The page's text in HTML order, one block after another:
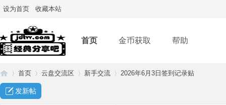
设为首页 收藏本站
首页 金币获取 帮助
首页 云盘交流区 新手交流 2026年6月3日签到记录贴
发新帖